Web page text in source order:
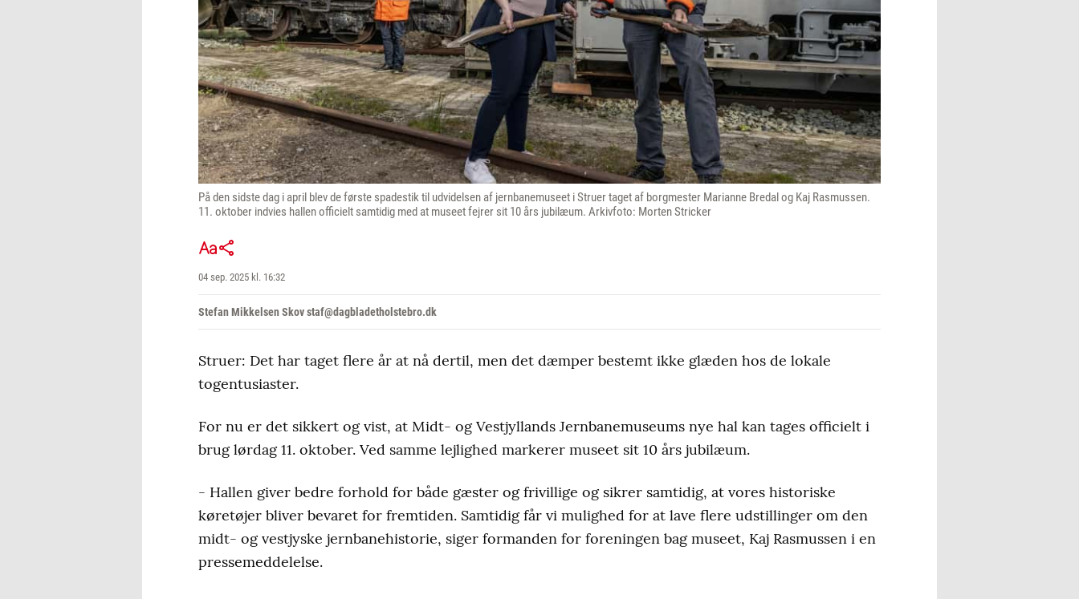
På den sidste dag i april blev de første spadestik til udvidelsen af jernbanemuseet i Struer taget af borgmester Marianne Bredal og Kaj Rasmussen.
11. oktober indvies hallen officielt samtidig med at museet fejrer sit 10 års jubilæum. Arkivfoto: Morten Stricker
04 sep. 2025 kl. 16:32
Stefan Mikkelsen Skov staf@dagbladetholstebro.dk
Struer: Det har taget flere år at nå dertil, men det dæmper bestemt ikke glæden hos de lokale
togentusiaster.
For nu er det sikkert og vist, at Midt- og Vestjyllands Jernbanemuseums nye hal kan tages officielt i
brug lørdag 11. oktober. Ved samme lejlighed markerer museet sit 10 års jubilæum.
- Hallen giver bedre forhold for både gæster og frivillige og sikrer samtidig, at vores historiske
køretøjer bliver bevaret for fremtiden. Samtidig får vi mulighed for at lave flere udstillinger om den
midt- og vestjyske jernbanehistorie, siger formanden for foreningen bag museet, Kaj Rasmussen i en
pressemeddelelse.